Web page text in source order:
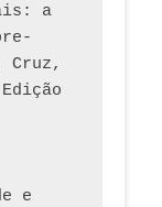
a
Cruz,
e